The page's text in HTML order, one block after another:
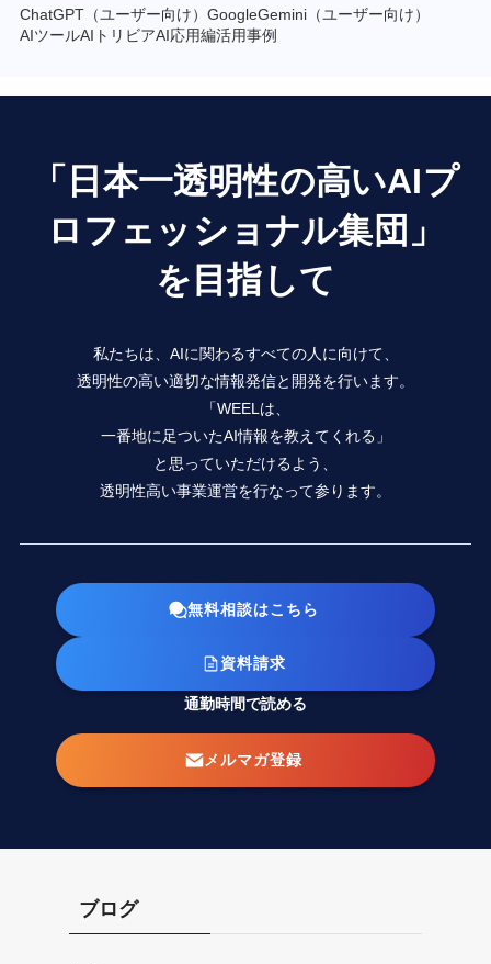
ChatGPT（ユーザー向け） GoogleGemini（ユーザー向け）
AIツールAIトリビアAI応用編活用事例
「日本一透明性の高いAIプ
ロフェッショナル集団」
を目指して
私たちは、AIに関わるすべての人に向けて、
透明性の高い適切な情報発信と開発を行います。
「WEELは、
一番地に足ついたAI情報を教えてくれる」
と思っていただけるよう、
透明性高い事業運営を行なって参ります。
無料相談はこちら
資料請求
通勤時間で読める
メルマガ登録
ブログ